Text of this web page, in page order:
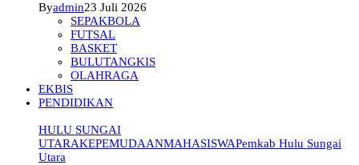
Byadmin23 Juli 2026
SEPAKBOLA
FUTSAL
BASKET
BULUTANGKIS
OLAHRAGA
EKBIS
PENDIDIKAN
HULU SUNGAI
UTARAKEPEMUDAANMAHASISWAPemkab Hulu Sungai
Utara